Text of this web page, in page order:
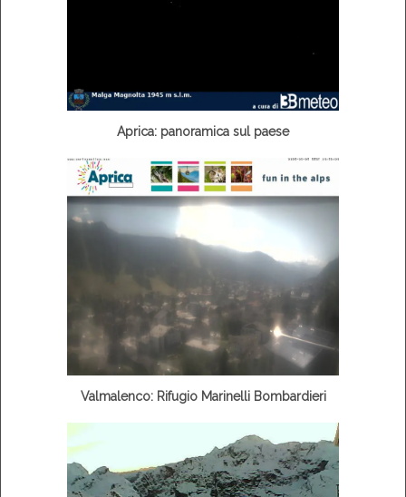
Aprica: panoramica sul paese
Valmalenco: Rifugio Marinelli Bombardieri